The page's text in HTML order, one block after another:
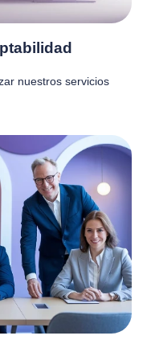
nuestros servicios